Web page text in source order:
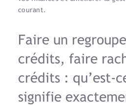
courant.
Faire un
crédits, faire
crédits : qu’est-
signifie